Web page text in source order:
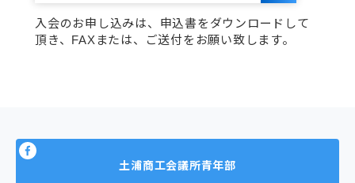
入会のお申し込みは、申込書をダウンロードして
頂き、FAXまたは、ご送付をお願い致します。
土浦商工会議所青年部